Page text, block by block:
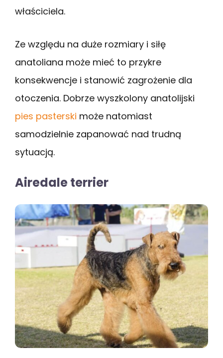
właściciela.
Ze względu na duże rozmiary i siłę
anatoliana może mieć to przykre
konsekwencje i stanowić zagrożenie dla
otoczenia. Dobrze wyszkolony anatolijski
pies pasterski może natomiast
samodzielnie zapanować nad trudną
sytuacją.
Airedale terrier